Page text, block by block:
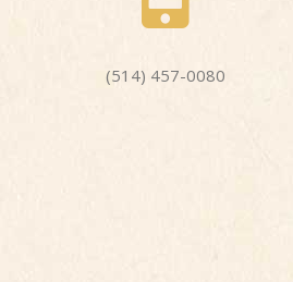
(514) 457-0080